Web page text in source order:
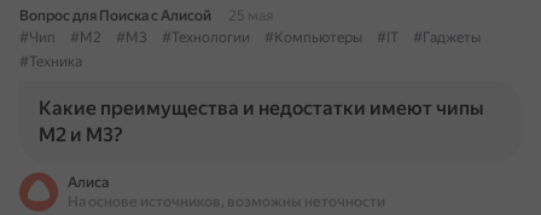
Вопрос для Поиска с Алисой
25 мая
#Чип
#M2 #M3 #Технологии #Компьютеры #IT
#Гаджеты
#Техника
Какие преимущества и недостатки имеют чипы
M2 и M3?
Алиса
На основе источников, возможны неточности